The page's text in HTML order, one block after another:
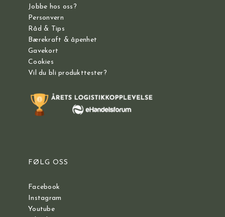
Jobbe hos oss?
Personvern
Råd & Tips
Bærekraft & åpenhet
Gavekort
Cookies
Vil du bli produkttester?
FØLG OSS
Facebook
Instagram
Youtube